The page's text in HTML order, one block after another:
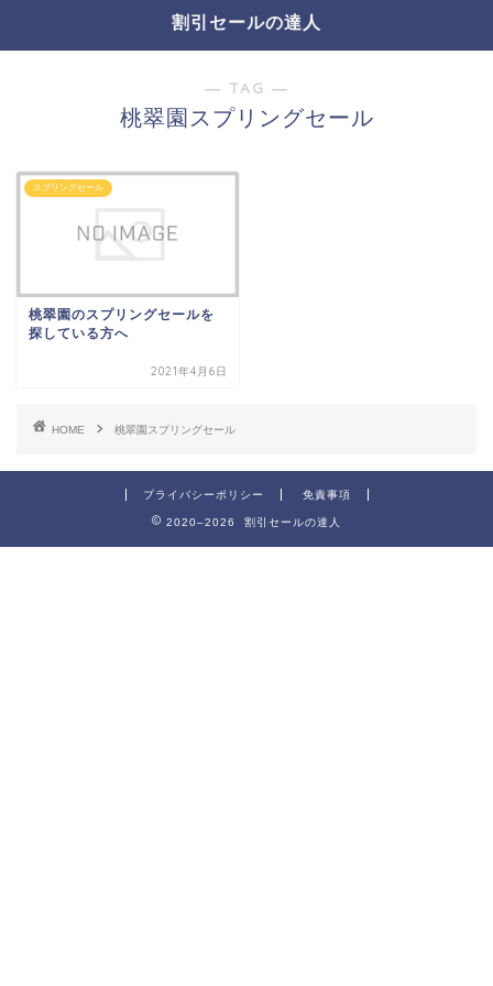
割引セールの達人
― TAG ―
桃翠園スプリングセール
スプリングセール
桃翠園のスプリングセールを
探している方へ
2021年4月6日
HOME 桃翠園スプリングセール
プライバシーポリシー 免責事項
2020–2026 割引セールの達人